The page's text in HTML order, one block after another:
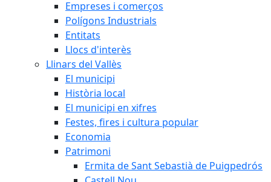
Empreses i comerços
Polígons Industrials
Entitats
Llocs d'interès
Llinars del Vallès
El municipi
Història local
El municipi en xifres
Festes, fires i cultura popular
Economia
Patrimoni
Ermita de Sant Sebastià de Puigpedrós